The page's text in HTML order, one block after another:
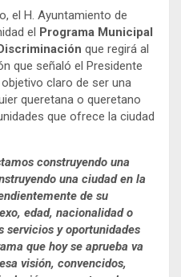
el H. Ayuntamiento de
el Programa Municipal
que regirá al
que señaló el Presidente
claro de ser una
queretana o queretano
que ofrece la ciudad
construyendo una
una ciudad en la
de su
edad, nacionalidad o
servicios y oportunidades
que hoy se aprueba va
visión, convencidos,